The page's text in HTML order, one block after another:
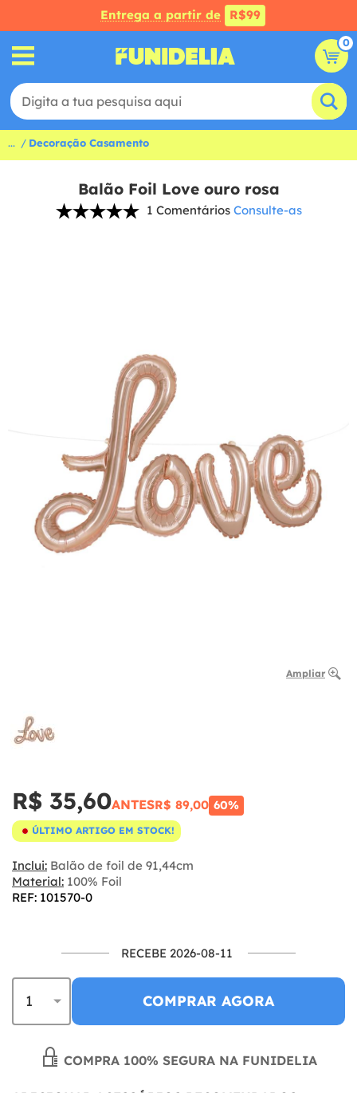
Entrega a partir de R$99
0
... Decoração Casamento
Balão Foil Love ouro rosa
1 Comentários Consulte-as
Ampliar
R$ 35,60ANTESR$ 89,00 60%
ÚLTIMO ARTIGO EM STOCK!
Inclui: Balão de foil de 91,44cm
Material: 100% Foil
REF: 101570-0
RECEBE 2026-08-11
COMPRAR AGORA
COMPRA 100% SEGURA NA FUNIDELIA